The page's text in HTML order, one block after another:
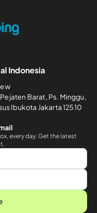
Indonesia
Barat, Ps. Minggu,
Ibukota Jakarta 12510
every day. Get the latest